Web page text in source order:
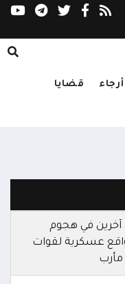
أرجاء قضايا
استشهاد 3 جنود وإصابة 4 آخرين في هجوم
عسكرية لقوات